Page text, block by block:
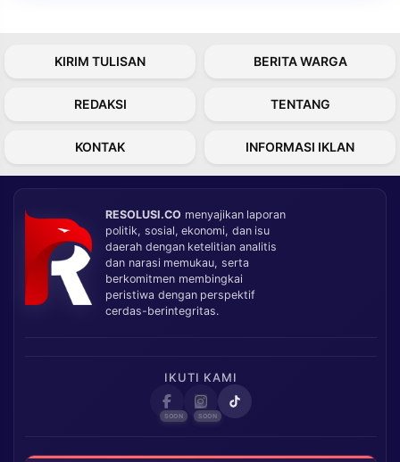
KIRIM TULISAN BERITA WARGA
REDAKSI TENTANG
KONTAK INFORMASI IKLAN
RESOLUSI.CO menyajikan laporan
politik, sosial, ekonomi, dan isu
daerah dengan ketelitian analitis
dan narasi memukau, serta
berkomitmen membingkai
peristiwa dengan perspektif
cerdas-berintegritas.
IKUTI KAMI